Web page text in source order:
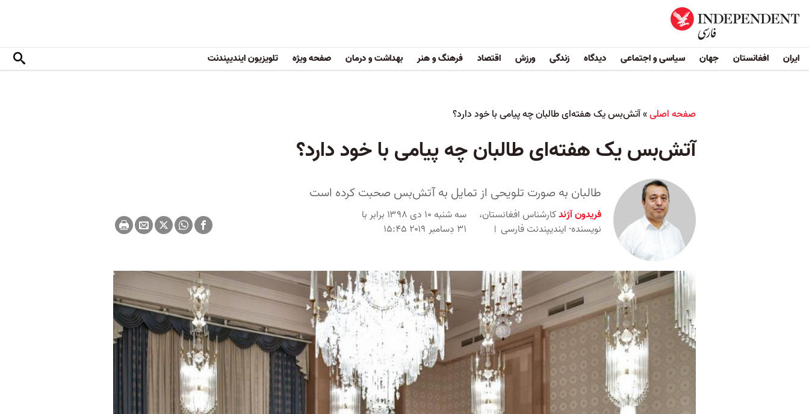
ایران افغانستان جهان سیاسی و اجتماعی دیدگاه زندگی ورزش اقتصاد فرهنگ و هنر بهداشت و درمان صفحه ویژه تلویزیون ایندیپندنت
صفحه اصلی»آتش‌بس یک هفته‌ای طالبان چه پیامی ‌با خود دارد؟
آتش‌بس یک هفته‌ای طالبان چه پیامی ‌با خود دارد؟
طالبان به صورت تلویحی از تمایل به آتش‌بس صحبت کرده است
فریدون آژندکارشناس افغانستان،
نویسنده- ایندیپندنت فارسی
سه شنبه ۱۰ دی ۱۳۹۸ برابر با
۳۱ دِسامبر ۲۰۱۹ ۱۵:۴۵